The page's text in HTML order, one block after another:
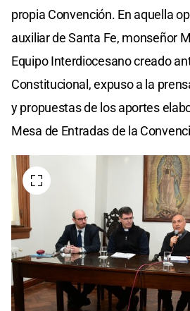
propia Convención. En aquella
auxiliar de Santa Fe, monseñor
Equipo Interdiocesano creado
Constitucional, expuso a la
y propuestas de los aportes
Mesa de Entradas de la